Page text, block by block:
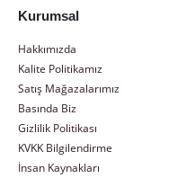
Kurumsal
Hakkımızda
Kalite Politikamız
Satış Mağazalarımız
Basında Biz
Gizlilik Politikası
KVKK Bilgilendirme
İnsan Kaynakları